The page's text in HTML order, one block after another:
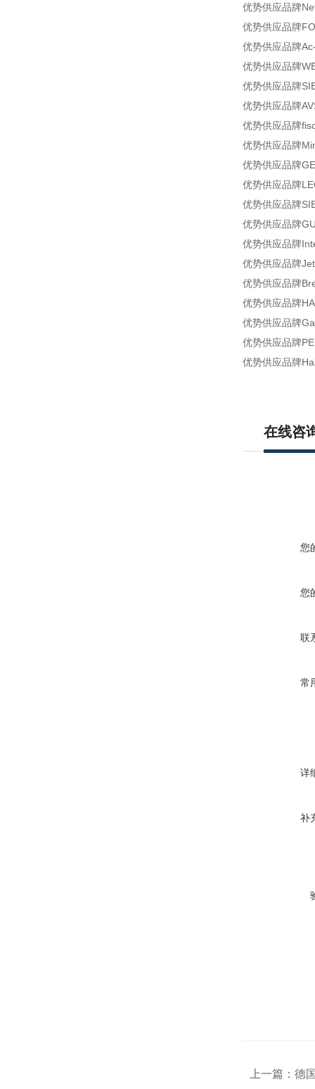
优势供应品牌
优势供应品牌
优势供应品牌
优势供应品牌
优势供应品牌
优势供应品牌
优势供应品牌
优势供应品牌
优势供应品牌
优势供应品牌
优势供应品牌
优势供应品牌
优势供应品牌
优势供应品牌
优势供应品牌
优势供应品牌
优势供应品牌
优势供应品牌
优势供应品牌
在线咨
您
您
联
常
详
补
上一篇： 德